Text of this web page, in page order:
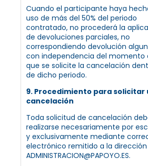
Cuando el participante haya
uso de más del 50% del periodo
contratado, no procederá la
de devoluciones parciales, no
correspondiendo devolución
con independencia del momento
que se solicite la cancelación
de dicho periodo.
9. Procedimiento para solicitar
cancelación
Toda solicitud de cancelación
realizarse necesariamente por
y exclusivamente mediante
electrónico remitido a la dirección
ADMINISTRACION@PAPOYO.ES.